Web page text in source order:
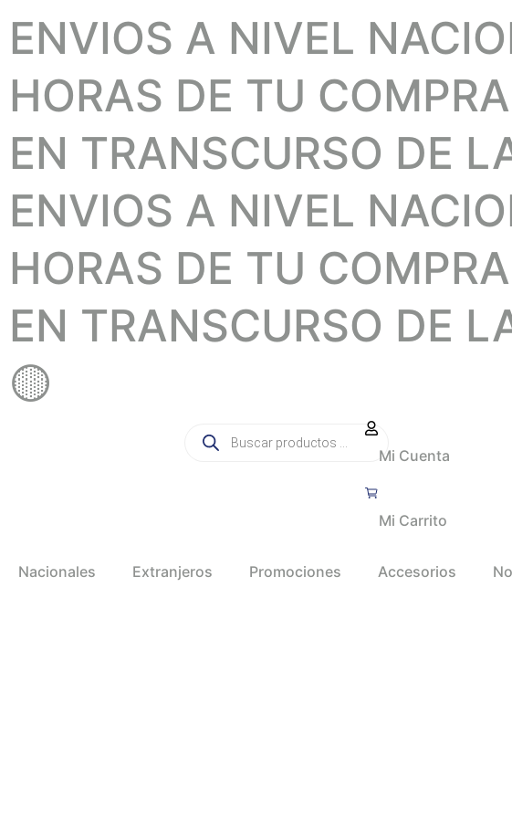
ENVIOS A NIVEL
HORAS DE TU
EN TRANSCURSO DE
ENVIOS A NIVEL
HORAS DE TU
EN TRANSCURSO DE
🟡
Mi Cuenta
Mi Carrito
Nacionales Extranjeros Promociones Accesorios